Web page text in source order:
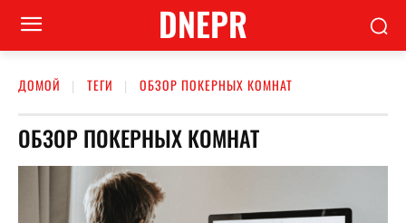
DNEPR
ДОМОЙ ТЕГИ ОБЗОР ПОКЕРНЫХ КОМНАТ
ОБЗОР ПОКЕРНЫХ КОМНАТ